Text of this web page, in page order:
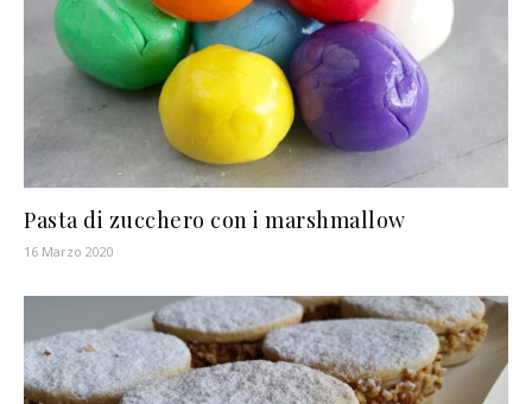
Pasta di zucchero con i marshmallow
16 Marzo 2020